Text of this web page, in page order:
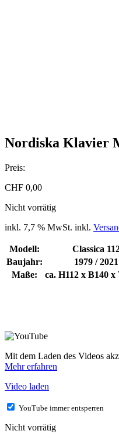
Nordiska Klavier
Preis:
CHF 0,00
Nicht vorrätig
inkl. 7,7 % MwSt. inkl.
Modell:
Classica
Baujahr:
1979 / 2021
Maße:
ca. H112 x B140 x
Mit dem Laden des Videos
Mehr erfahren
Video laden
YouTube immer entsperren
Nicht vorrätig